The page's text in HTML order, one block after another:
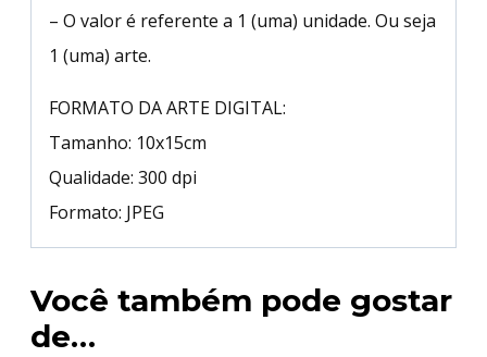
– O valor é referente a 1 (uma) unidade. Ou seja
1 (uma) arte.
FORMATO DA ARTE DIGITAL:
Tamanho: 10x15cm
Qualidade: 300 dpi
Formato: JPEG
Você também pode gostar
de…